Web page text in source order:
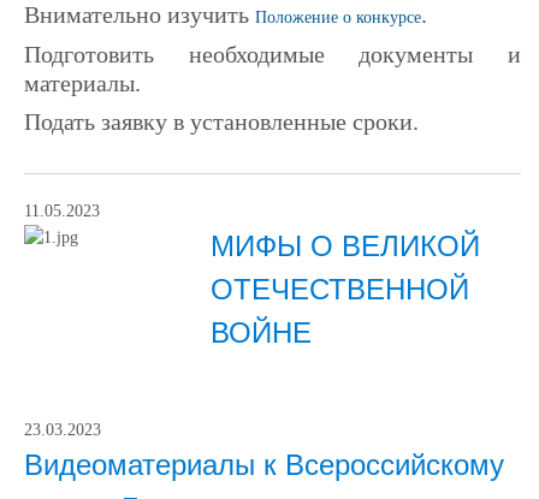
Внимательно изучить Положение о конкурсе.
Подготовить необходимые документы и
материалы.
Подать заявку в установленные сроки.
11.05.2023
МИФЫ О ВЕЛИКОЙ
ОТЕЧЕСТВЕННОЙ
ВОЙНЕ
23.03.2023
Видеоматериалы к Всероссийскому